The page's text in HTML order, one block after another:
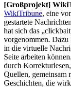
[Großprojekt]
WikiTribune, eine
gestartete
hat sich das
vorgenommen.
in die virtuelle
Seite arbeiten
durch
Quellen, gemeinsam
Geschichten, die